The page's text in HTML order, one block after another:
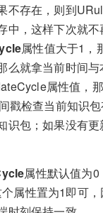
不存在，则到
中，这样下次就
属性值大于1，
么就拿当前时间
属性值，
戳检查当前知识
识包；如果没有
属性默认值为
属性置为1即可